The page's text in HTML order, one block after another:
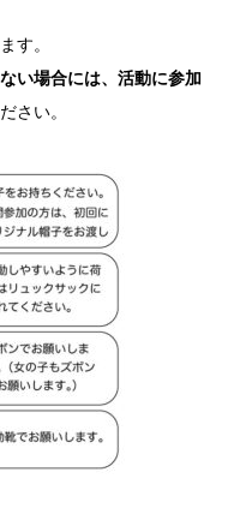
す。
い場合には、活動に参加
さい。